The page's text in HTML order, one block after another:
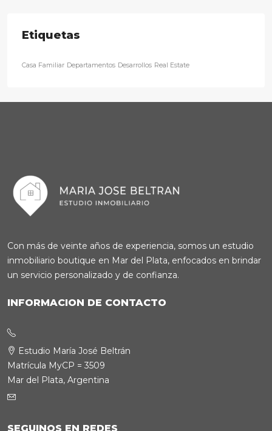
Etiquetas
Casa Familiar Departamentos Desarrollos Real Estate
Con más de veinte años de experiencia, somos un estudio
inmobiliario boutique en Mar del Plata, enfocados en brindar
un servicio personalizado y de confianza.
INFORMACION DE CONTACTO
Estudio María José Beltrán
Matrícula MyCP = 3509
Mar del Plata, Argentina
SEGUINOS EN REDES